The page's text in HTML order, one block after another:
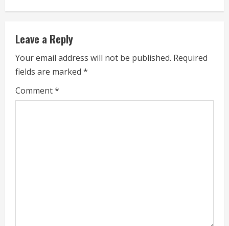
n
u
e
R
e
Leave a Reply
Your email address will not be published. Required
fields are marked *
Comment*